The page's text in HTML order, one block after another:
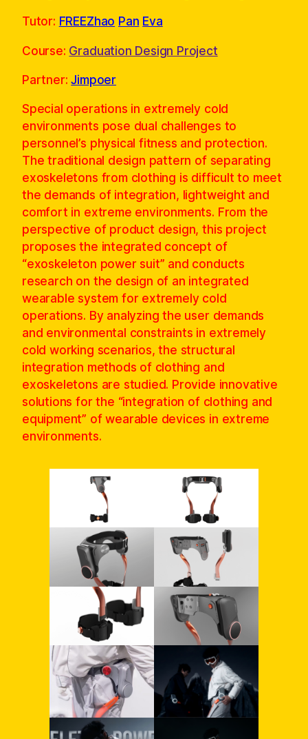
Tutor: FREEZhao Pan Eva
Course: Graduation Design Project
Partner:Jimpoer
Special operations in extremely cold
environments pose dual challenges to
personnel’s physical fitness and protection.
The traditional design pattern of separating
exoskeletons from clothing is difficult to meet
the demands of integration, lightweight and
comfort in extreme environments. From the
perspective of product design, this project
proposes the integrated concept of
“exoskeleton power suit” and conducts
research on the design of an integrated
wearable system for extremely cold
operations. By analyzing the user demands
and environmental constraints in extremely
cold working scenarios, the structural
integration methods of clothing and
exoskeletons are studied. Provide innovative
solutions for the “integration of clothing and
equipment” of wearable devices in extreme
environments.